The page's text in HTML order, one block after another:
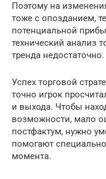
Поэтому на
тоже с опозданием,
потенциальной
технический анализ
тренда недостаточно.
Успех торговой
точно игрок
и выхода. Чтобы
возможности, мало
постфактум, нужно
помогают
момента.